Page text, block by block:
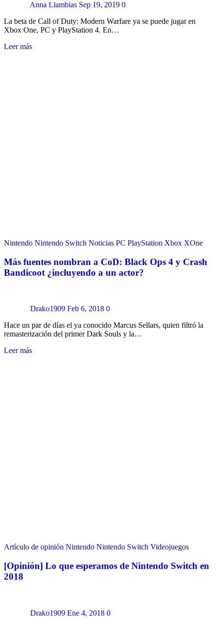
Anna Llambias Sep 19, 2019 0
La beta de Call of Duty: Modern Warfare ya se puede jugar en
Xbox One, PC y PlayStation 4. En…
Leer más
Nintendo Nintendo Switch Noticias PC PlayStation Xbox XOne
Más fuentes nombran a CoD: Black Ops 4 y Crash
Bandicoot ¿incluyendo a un actor?
Drako1909 Feb 6, 2018 0
Hace un par de días el ya conocido Marcus Sellars, quien filtró la
remasterización del primer Dark Souls y la…
Leer más
Artículo de opinión Nintendo Nintendo Switch Videojuegos
[Opinión] Lo que esperamos de Nintendo Switch en
2018
Drako1909 Ene 4, 2018 0